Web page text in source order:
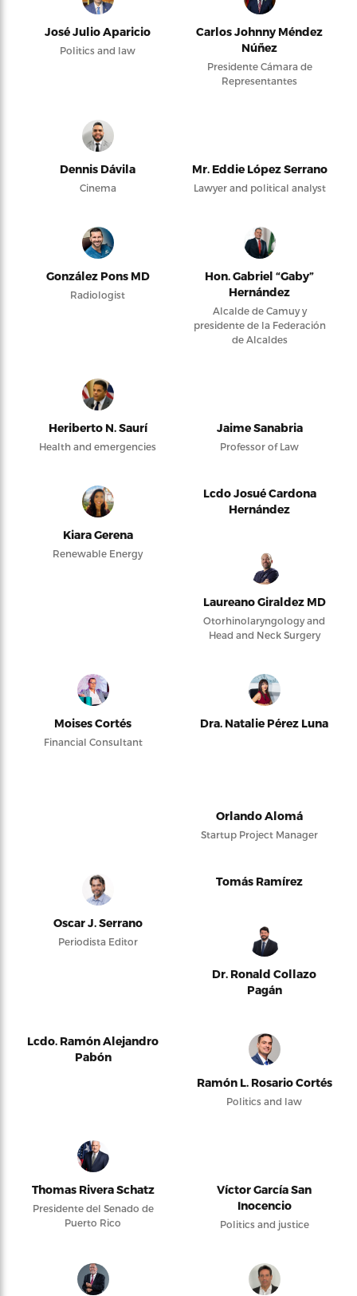
José Julio Aparicio
Politics and law
Carlos Johnny Méndez
Núñez
Presidente Cámara de
Representantes
Dennis Dávila
Cinema
Mr. Eddie López Serrano
Lawyer and political analyst
González Pons MD
Radiologist
Hon. Gabriel “Gaby”
Hernández
Alcalde de Camuy y
presidente de la Federación
de Alcaldes
Heriberto N. Saurí
Health and emergencies
Jaime Sanabria
Professor of Law
Kiara Gerena
Renewable Energy
Lcdo Josué Cardona
Hernández
Laureano Giraldez MD
Otorhinolaryngology and
Head and Neck Surgery
Moises Cortés
Financial Consultant
Dra. Natalie Pérez Luna
Orlando Alomá
Startup Project Manager
Oscar J. Serrano
Periodista Editor
Tomás Ramírez
Dr. Ronald Collazo
Pagán
Lcdo. Ramón Alejandro
Pabón
Ramón L. Rosario Cortés
Politics and law
Thomas Rivera Schatz
Presidente del Senado de
Puerto Rico
Víctor García San
Inocencio
Politics and justice